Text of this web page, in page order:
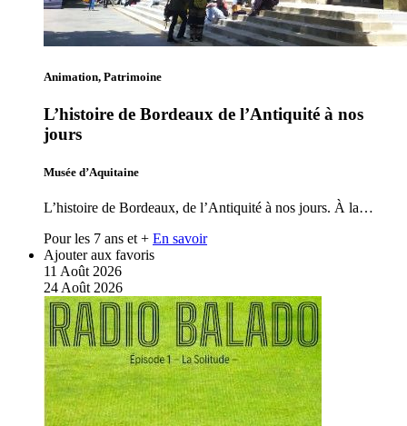
Animation, Patrimoine
L’histoire de Bordeaux de l’Antiquité à nos
jours
Musée d’Aquitaine
L’histoire de Bordeaux, de l’Antiquité à nos jours. À la…
Pour les 7 ans et + En savoir
Ajouter aux favoris
11 Août 2026
24 Août 2026